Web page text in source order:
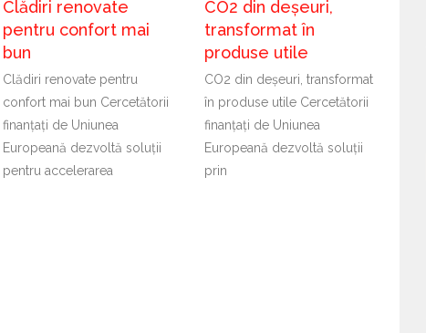
Clădiri renovate
pentru confort mai
bun
Clădiri renovate pentru
confort mai bun Cercetătorii
finanțați de Uniunea
Europeană dezvoltă soluții
pentru accelerarea
CO2 din deșeuri,
transformat în
produse utile
CO2 din deșeuri, transformat
în produse utile Cercetătorii
finanțați de Uniunea
Europeană dezvoltă soluții
prin